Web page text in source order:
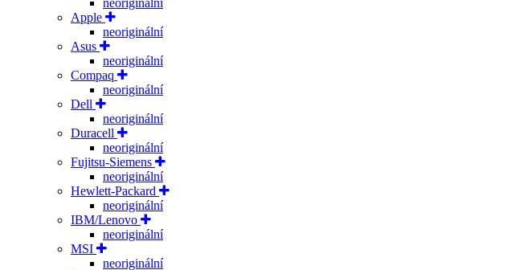
neoriginální
Apple
neoriginální
Asus
neoriginální
Compaq
neoriginální
Dell
neoriginální
Duracell
neoriginální
Fujitsu-Siemens
neoriginální
Hewlett-Packard
neoriginální
IBM/Lenovo
neoriginální
MSI
neoriginální